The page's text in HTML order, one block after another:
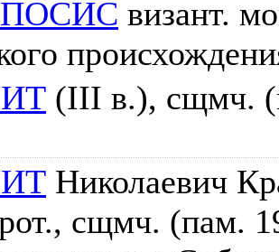
визант.
(III в.), сщмч.
Николаевич
cщмч. (пам.